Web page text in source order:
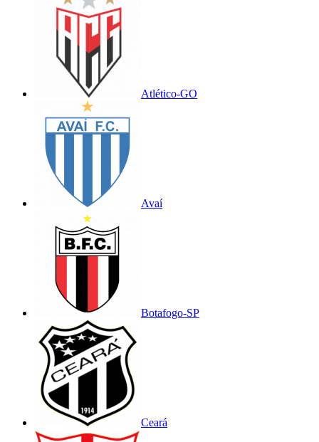
Atlético-GO
Avaí
Botafogo-SP
Ceará